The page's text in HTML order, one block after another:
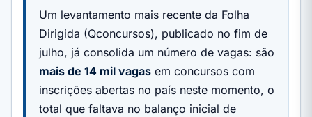
Um levantamento mais recente da Folha
Dirigida (Qconcursos), publicado no fim de
julho, já consolida um número de vagas: são
mais de 14 mil vagas em concursos com
inscrições abertas no país neste momento, o
total que faltava no balanço inicial de